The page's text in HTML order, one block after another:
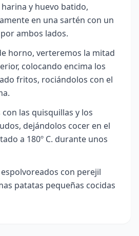
y huevo batido,
en una sartén con un
ambos lados.
horno, verteremos la mitad
colocando encima los
fritos, rociándolos con el
las quisquillas y los
dejándolos cocer en el
a 180º C. durante unos
con perejil
patatas pequeñas cocidas